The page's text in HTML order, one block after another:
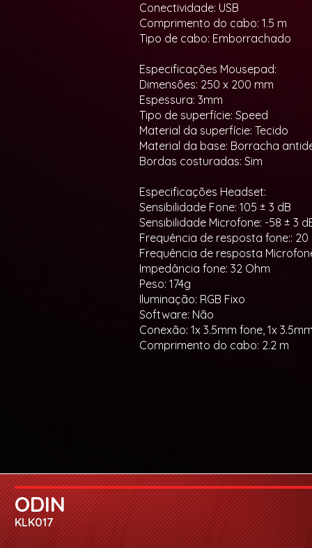
Conectividade: USB
Comprimento do cabo: 1.5 m
Tipo de cabo: Emborrachado
Especificações Mousepad:
Dimensões: 250 x 200 mm
Espessura: 3mm
Tipo de superfície: Speed
Material da superfície: Tecido
Material da base: Borracha
Bordas costuradas: Sim
Especificações Headset:
Sensibilidade Fone: 105 ± 3 dB
Sensibilidade Microfone: -58 ± 3
Frequência de resposta fone:: 20
Frequência de resposta
Impedância fone: 32 Ohm
Peso: 174g
Iluminação: RGB Fixo
Software: Não
Conexão: 1x 3.5mm fone, 1x
Comprimento do cabo: 2.2 m
ODIN
KLK017